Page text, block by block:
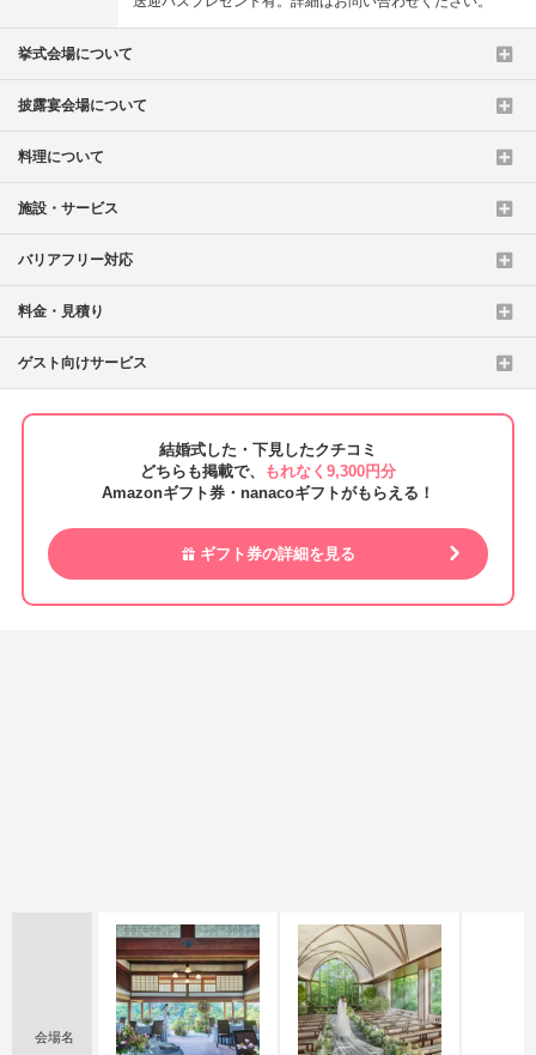
挙式会場について
披露宴会場について
料理について
施設・サービス
バリアフリー対応
料金・見積り
ゲスト向けサービス
結婚式した・下見したクチコミ
どちらも掲載で、
もれなく9,300円分
Amazonギフト券・nanacoギフトがもらえる！
ギフト券の詳細を見る
会場名